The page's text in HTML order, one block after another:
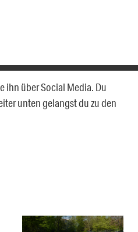
ihn über Social Media. Du
unten gelangst du zu den